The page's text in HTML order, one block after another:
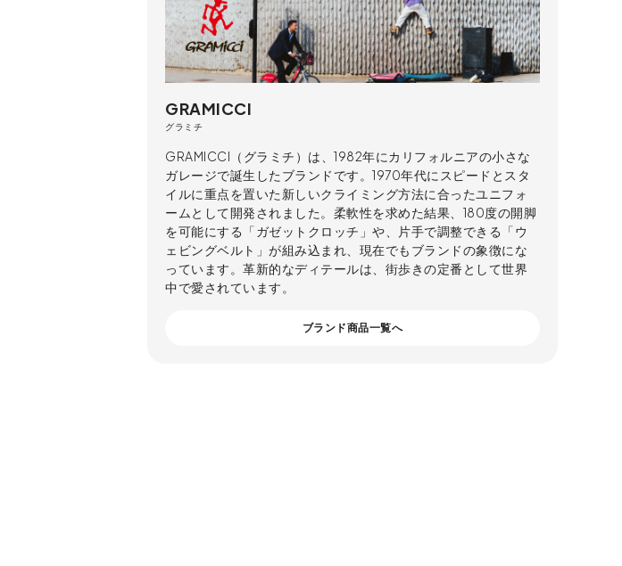
GRAMICCI
グラミチ
GRAMICCI（グラミチ）は、1982年にカリフォルニアの小さな
ガレージで誕生したブランドです。1970年代にスピードとスタ
イルに重点を置いた新しいクライミング方法に合ったユニフォ
ームとして開発されました。柔軟性を求めた結果、180度の開脚
を可能にする「ガゼットクロッチ」や、片手で調整できる「ウ
ェビングベルト」が組み込まれ、現在でもブランドの象徴にな
っています。革新的なディテールは、街歩きの定番として世界
中で愛されています。
ブランド商品一覧へ